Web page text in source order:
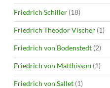
Friedrich Schiller (18)
Friedrich Theodor Vischer (1)
Friedrich von Bodenstedt (2)
Friedrich von Matthisson (1)
Friedrich von Sallet (1)